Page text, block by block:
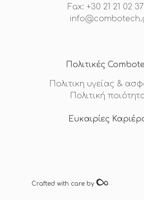
Fax: +30 21 21 02
Πολιτικές
Πολιτικη υγείας &
Πολιτική
Ευκαιρίες
Crafted with care by